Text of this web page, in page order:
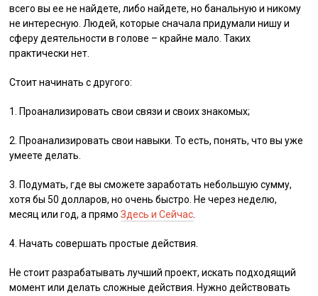
всего вы ее не найдете, либо найдете, но банальную и никому
не интересную. Людей, которые сначала придумали нишу и
сферу деятельности в голове – крайне мало. Таких
практически нет.
Стоит начинать с другого:
1. Проанализировать свои связи и своих знакомых;
2. Проанализировать свои навыки. То есть, понять, что вы уже
умеете делать.
3. Подумать, где вы сможете заработать небольшую сумму,
хотя бы 50 долларов, но очень быстро. Не через неделю,
месяц или год, а прямоЗдесь и Сейчас
4. Начать совершать простые действия.
Не стоит разрабатывать лучший проект, искать подходящий
момент или делать сложные действия. Нужно действовать